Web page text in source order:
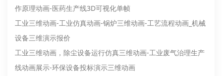
作原理动画-医药生产线3D可视化单帧
工业三维动画-工业仿真动画-锅炉三维动画-工艺流程动画_机械
设备三维演示报价
工业三维动画，除尘设备运行仿真三维动画-工业废气治理生产
线动画展示-环保设备投标演示三维动画